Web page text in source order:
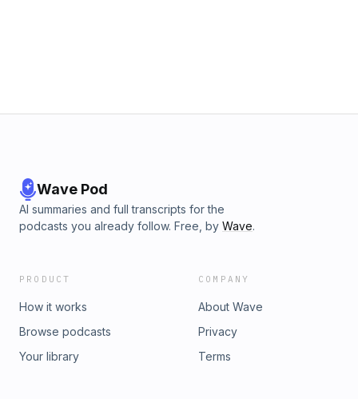
Wave Pod
AI summaries and full transcripts for the
podcasts you already follow. Free, by Wave.
PRODUCT
How it works
Browse podcasts
Your library
COMPANY
About Wave
Privacy
Terms